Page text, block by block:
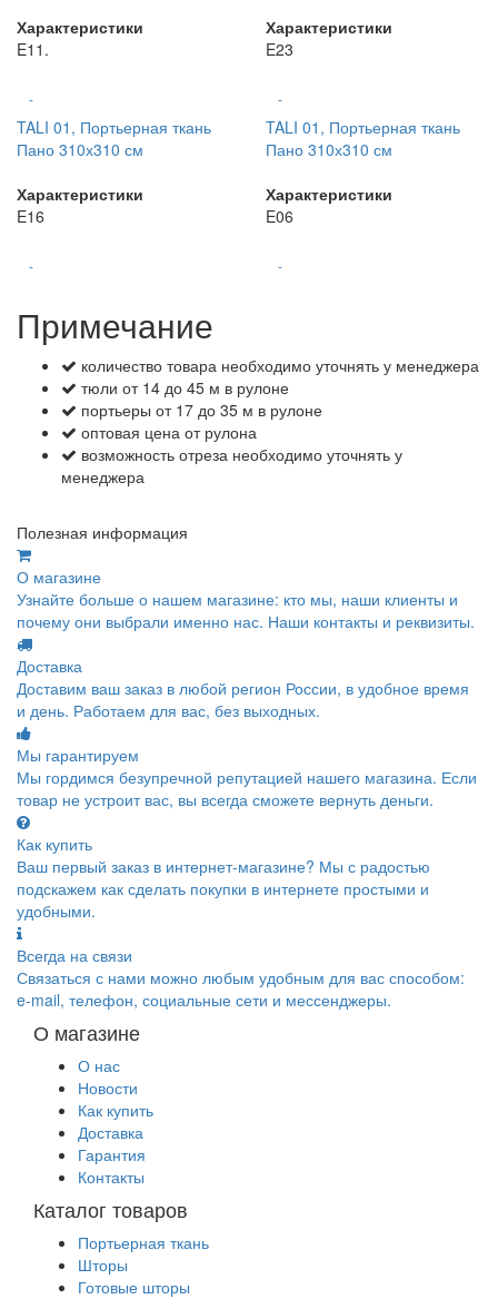
Характеристики
E11.
-
Характеристики
E23
-
TALI 01, Портьерная ткань
Пано 310х310 см
Характеристики
E16
-
TALI 01, Портьерная ткань
Пано 310х310 см
Характеристики
E06
-
Примечание
количество товара необходимо уточнять у менеджера
тюли от 14 до 45 м в рулоне
портьеры от 17 до 35 м в рулоне
оптовая цена от рулона
возможность отреза необходимо уточнять у
менеджера
Полезная информация
О магазине
Узнайте больше о нашем магазине: кто мы, наши клиенты и
почему они выбрали именно нас. Наши контакты и реквизиты.
Доставка
Доставим ваш заказ в любой регион России, в удобное время
и день. Работаем для вас, без выходных.
Мы гарантируем
Мы гордимся безупречной репутацией нашего магазина. Если
товар не устроит вас, вы всегда сможете вернуть деньги.
Как купить
Ваш первый заказ в интернет-магазине? Мы с радостью
подскажем как сделать покупки в интернете простыми и
удобными.
Всегда на связи
Связаться с нами можно любым удобным для вас способом:
e-mail, телефон, социальные сети и мессенджеры.
О магазине
О нас
Новости
Как купить
Доставка
Гарантия
Контакты
Каталог товаров
Портьерная ткань
Шторы
Готовые шторы